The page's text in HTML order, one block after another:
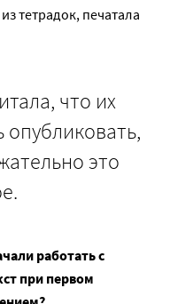
тетрадок, печатала
что их
опубликовать,
это
работать с
при первом